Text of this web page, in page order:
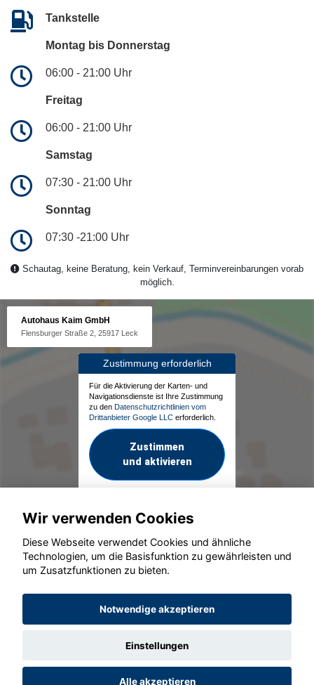
Tankstelle
Montag bis Donnerstag
06:00 - 21:00 Uhr
Freitag
06:00 - 21:00 Uhr
Samstag
07:30 - 21:00 Uhr
Sonntag
07:30 -21:00 Uhr
Schautag, keine Beratung, kein Verkauf, Terminvereinbarungen vorab
möglich.
Autohaus Kaim GmbH
Flensburger Straße 2, 25917 Leck
Zustimmung erforderlich
Für die Aktivierung der Karten- und
Navigationsdienste ist Ihre Zustimmung
zu den Datenschutzrichtlinien vom
Drittanbieter Google LLC erforderlich.
Zustimmen
und aktivieren
© konjunkturmotor.de GmbH 2020 - 2026
Wir verwenden Cookies
Diese Webseite verwendet Cookies und ähnliche
Technologien, um die Basisfunktion zu gewährleisten und
um Zusatzfunktionen zu bieten.
Notwendige akzeptieren
Einstellungen
Alle akzeptieren